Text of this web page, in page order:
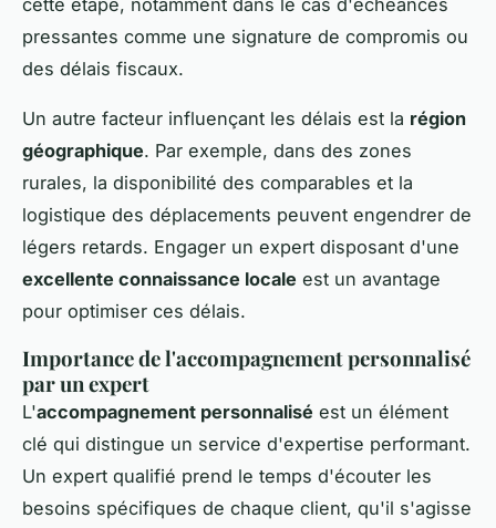
cette étape, notamment dans le cas d'échéances
pressantes comme une signature de compromis ou
des délais fiscaux.
Un autre facteur influençant les délais est la région
géographique. Par exemple, dans des zones
rurales, la disponibilité des comparables et la
logistique des déplacements peuvent engendrer de
légers retards. Engager un expert disposant d'une
excellente connaissance locale est un avantage
pour optimiser ces délais.
Importance de l'accompagnement personnalisé
par un expert
L'accompagnement personnalisé est un élément
clé qui distingue un service d'expertise performant.
Un expert qualifié prend le temps d'écouter les
besoins spécifiques de chaque client, qu'il s'agisse